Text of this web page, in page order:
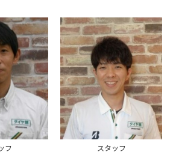
履き替えを希望のク
員の方はこちらを選
履き替え順番待ち予
契約会員の方はご利
せん
フ スタッフ
ウェイティングコーナー